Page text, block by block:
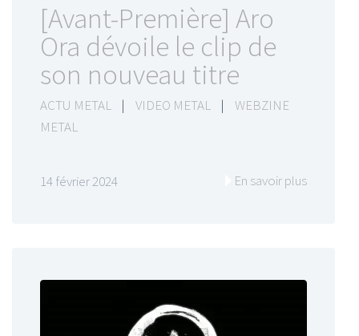
[Avant-Première] Aro
Ora dévoile le clip de
son nouveau titre
ACTU METAL | VIDEO METAL |
WEBZINE
METAL
14 février 2024 En savoir plus